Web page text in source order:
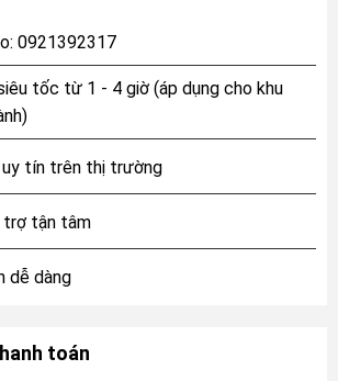
0921392317
tốc từ 1 - 4 giờ (áp dụng cho khu
uy tín trên thị trường
trợ tận tâm
dễ dàng
toán